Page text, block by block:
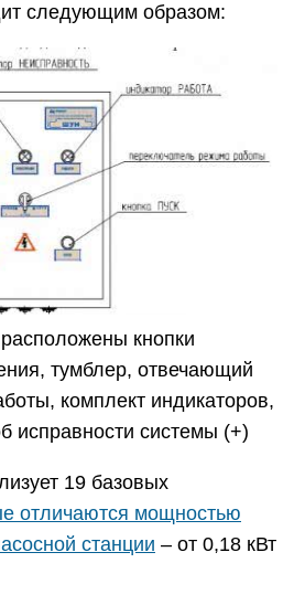
следующим образом:
кнопки
тумблер, отвечающий
комплект индикаторов,
исправности системы (+)
19 базовых
отличаются мощностью
станции – от 0,18 кВт